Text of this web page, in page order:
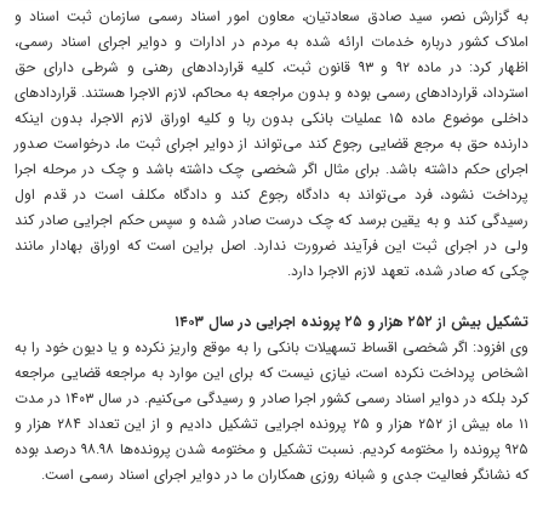
به گزارش نصر، سید صادق سعادتیان، معاون امور اسناد رسمی سازمان ثبت اسناد و
املاک کشور درباره خدمات ارائه شده به مردم در ادارات و دوایر اجرای اسناد رسمی،
اظهار کرد: در ماده ۹۲ و ۹۳ قانون ثبت، کلیه قرارداد‌های رهنی و شرطی دارای حق
استرداد، قرارداد‌های رسمی بوده و بدون مراجعه به محاکم، لازم الاجرا هستند. قرارداد‌های
داخلی موضوع ماده ۱۵ عملیات بانکی بدون ربا و کلیه اوراق لازم الاجرا، بدون اینکه
دارنده حق به مرجع قضایی رجوع کند می‌تواند از دوایر اجرای ثبت ما، درخواست صدور
اجرای حکم داشته باشد. برای مثال اگر شخصی چک داشته باشد و چک در مرحله اجرا
پرداخت نشود، فرد می‌تواند به دادگاه رجوع کند و دادگاه مکلف است در قدم اول
رسیدگی کند و به یقین برسد که چک درست صادر شده و سپس حکم اجرایی صادر کند
ولی در اجرای ثبت این فرآیند ضرورت ندارد. اصل براین است که اوراق بهادار مانند
چکی که صادر شده، تعهد لازم الاجرا دارد.
تشکیل بیش از ۲۵۲ هزار و ۲۵ پرونده اجرایی در سال ۱۴۰۳
وی افزود: اگر شخصی اقساط تسهیلات بانکی را به موقع واریز نکرده و یا دیون خود را به
اشخاص پرداخت نکرده است، نیازی نیست که برای این موارد به مراجعه قضایی مراجعه
کرد بلکه در دوایر اسناد رسمی کشور اجرا صادر و رسیدگی می‌کنیم. در سال ۱۴۰۳ در مدت
۱۱ ماه بیش از ۲۵۲ هزار و ۲۵ پرونده اجرایی تشکیل دادیم و از این تعداد ۲۸۴ هزار و
۹۲۵ پرونده را مختومه کردیم. نسبت تشکیل و مختومه شدن پرونده‌ها ۹۸.۹۸ درصد بوده
که نشانگر فعالیت جدی و شبانه روزی همکاران ما در دوایر اجرای اسناد رسمی است.